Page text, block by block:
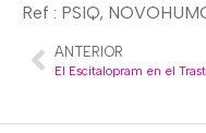
Ref : PSIQ,
ANTERIOR